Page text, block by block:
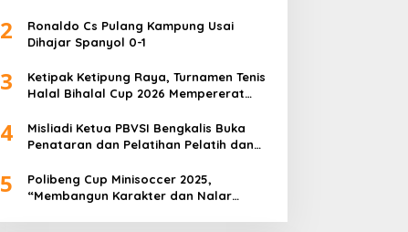
2
Ronaldo Cs Pulang Kampung Usai
Dihajar Spanyol 0-1
3
Ketipak Ketipung Raya, Turnamen Tenis
Halal Bihalal Cup 2026 Mempererat
4
Misliadi Ketua PBVSI Bengkalis Buka
Penataran dan Pelatihan Pelatih dan
5
Polibeng Cup Minisoccer 2025,
“Membangun Karakter dan Nalar